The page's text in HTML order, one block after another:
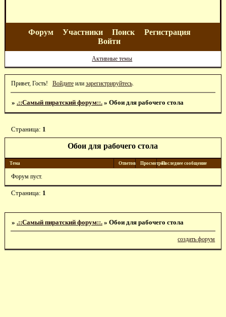
Форум Участники Поиск
Регистрация
Войти
Активные темы
Привет, Гость! Войдитеили зарегистрируйтесь.
» .::Самый пиратский форум::. » Обои для рабочего стола
Обои для рабочего стола
Страница: 1
Тема Ответов ПросмотровПоследнее сообщение
Форум пуст.
Страница: 1
» .::Самый пиратский форум::. » Обои для рабочего стола
создать форум